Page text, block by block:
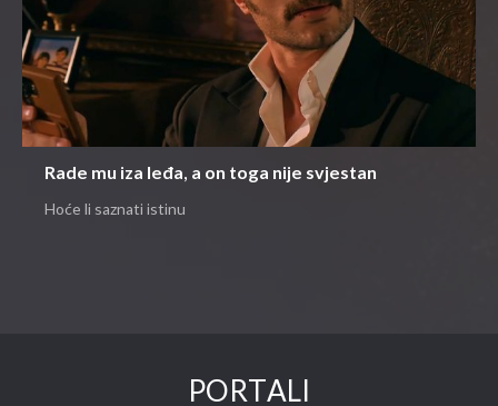
Rade mu iza leđa, a on toga nije svjestan
Hoće li saznati istinu
PORTALI